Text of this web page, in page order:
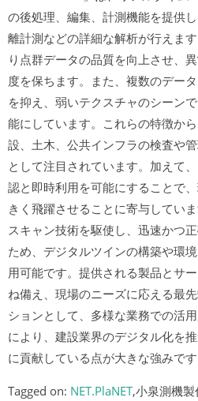
の後処理、編集、計測機能を提供
離計測などの詳細な解析が行えま
り点群データの品質を向上させ、
度を保ちます。また、複数のデー
を抑え、弱いテクスチャのシーン
能にしています。これらの特徴か
設、土木、公共インフラの検査や
として注目されています。加えて
認と即時利用を可能にすることで
きく飛躍させることに寄与してい
スキャン技術を駆使し、迅速かつ
ため、デジタルツインの構築や環
用可能です。提供される製品とサ
ね備え、現場のニーズに応える最
ションとして、多様な業務での活
により、建設業界のデジタル化を
に貢献している点が大きな強みです
Tagged on: NET.PlaNET,小泉測機製